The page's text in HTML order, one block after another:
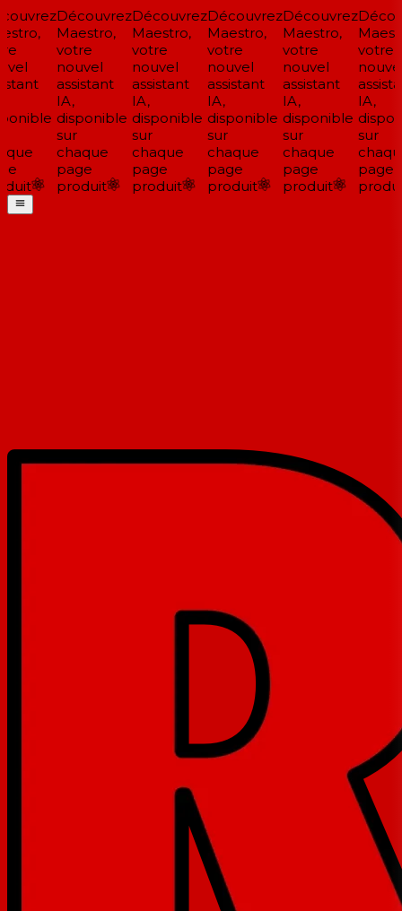
Découvrez
Maestro,
votre
nouvel
assistant
IA,
disponible
sur
chaque
page
produit
Découvrez
Maestro,
votre
nouvel
assistant
IA,
disponible
sur
chaque
page
produit
Découvrez
Maestro,
votre
nouvel
assistant
IA,
disponible
sur
chaque
page
produit
Découvrez
Maestro,
votre
nouvel
assistant
IA,
disponible
sur
chaque
page
produit
votre
nouvel
IA,
sur
page
produit